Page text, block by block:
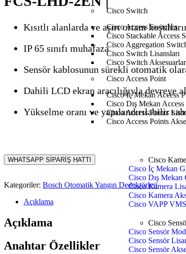
Cisco Switch
Cisco Access Switches
Cisco Stackable Access
Cisco Aggregation
Cisco Switch Lisansları
Cisco Switch
Cisco Access Point
Cisco İç Mekan Access
Cisco Dış Mekan Access
Cisco Access Points
Cisco Access Points
Cisco
Cisco İç Mekan
Cisco Dış Mekan
Cisco Kamera
Cisco Kamera
Cisco VAPP VMS
Cisco
Cisco Sensör
Cisco Sensör
Cisco Sensör
Kısıtlı alanlarda ve aşırı ortam
IP 65 sınıfı muhafaza
Sensör kablosunun sürekli otomatik
Dahili LCD ekran aracılığıyla devreye
Yükselme oranı ve yapılandırılabilir
WHATSAPP SİPARİŞ HATTI
Kategoriler: Bosch Otomatik Yangın Dedektörleri
Açıklama
Açıklama
Anahtar Özellikler